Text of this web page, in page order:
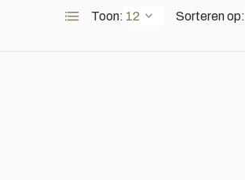
Toon: Sorteren op: